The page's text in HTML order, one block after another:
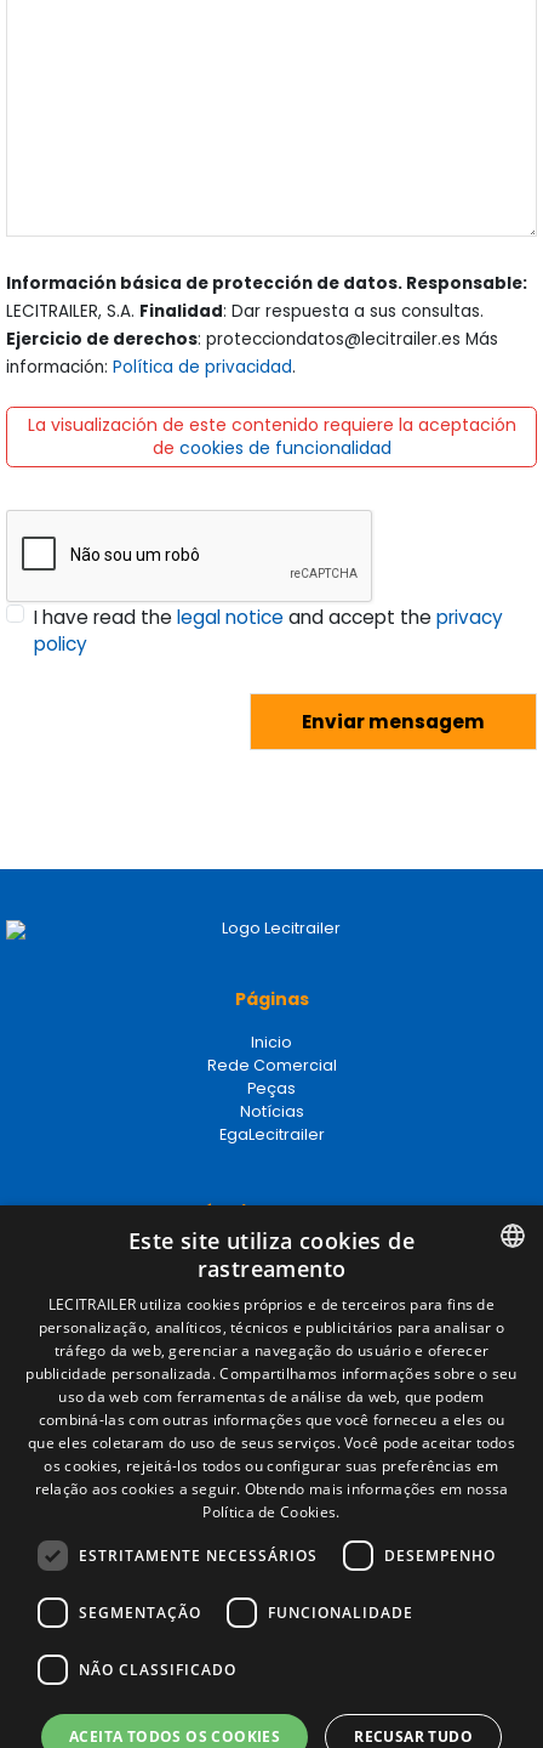
Información básica de protección de datos. Responsable:
LECITRAILER, S.A. Finalidad: Dar respuesta a sus consultas.
Ejercicio de derechos: protecciondatos@lecitrailer.es Más
información: Política de privacidad.
La visualización de este contenido requiere la aceptación
de cookies de funcionalidad
I have read thelegal noticeand accept theprivacy
policy
Páginas
Inicio
Rede Comercial
Peças
Notícias
EgaLecitrailer
Términos legales
Aviso legal
Política de privacidade
Política de cookies
Condições Gerais de Venda
Gerenciar cookies
Contacto
Camino de los Huertos, S/N. Apdo 100
50620 - Casetas (Zaragoza) SPAIN
+(34) 976 462 121
SPANISH
ENGLISH
FRENCH
ITALIAN
PORTUGUESE
Este site utiliza cookies de
rastreamento
LECITRAILER utiliza cookies próprios e de terceiros para fins de
personalização, analíticos, técnicos e publicitários para analisar o
tráfego da web, gerenciar a navegação do usuário e oferecer
publicidade personalizada. Compartilhamos informações sobre o seu
uso da web com ferramentas de análise da web, que podem
combiná-las com outras informações que você forneceu a eles ou
que eles coletaram do uso de seus serviços. Você pode aceitar todos
os cookies, rejeitá-los todos ou configurar suas preferências em
relação aos cookies a seguir. Obtendo mais informações em nossa
Política de Cookies.
ESTRITAMENTE NECESSÁRIOS DESEMPENHO
SEGMENTAÇÃO FUNCIONALIDADE
NÃO CLASSIFICADO
ACEITA TODOS OS COOKIES RECUSAR TUDO